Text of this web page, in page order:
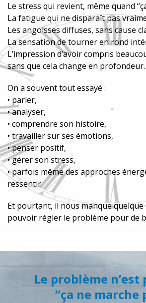
Le stress qui revient, même quand
La fatigue qui ne disparaît pas
Les angoisses diffuses, sans cause
La sensation de tourner en rond
L’impression d’avoir compris
sans que cela change en profondeur.
On a souvent tout essayé :
• parler,
• analyser,
• comprendre son histoire,
• travailler sur ses émotions,
• penser positif,
• gérer son stress,
• parfois même des approches
ressentir.
Et pourtant, il nous manque
pouvoir régler le problème pour de
Le problème n’est
“ça ne marche